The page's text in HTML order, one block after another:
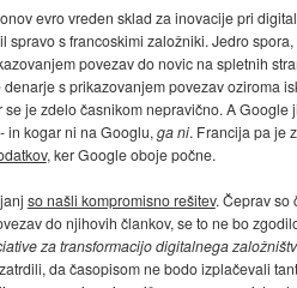
evro vreden sklad za inovacije pri
spravo s francoskimi založniki. Jedro
povezav do novic na spletnih
s prikazovanjem povezav oziroma
je zdelo časnikom nepravično. A Google
in kogar ni na Googlu, ga ni. Francija pa je
, ker Google oboje počne.
so našli kompromisno rešitev. Čeprav so
do njihovih člankov, se to ne bo
za transformacijo digitalnega
da časopisom ne bodo izplačevali